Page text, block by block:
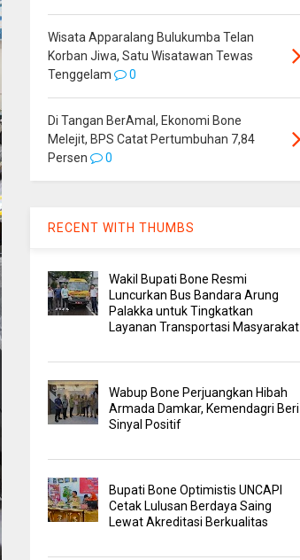
Wisata Apparalang Bulukumba Telan
Korban Jiwa, Satu Wisatawan Tewas
Tenggelam
0
Di Tangan BerAmal, Ekonomi Bone
Melejit, BPS Catat Pertumbuhan 7,84
Persen
0
RECENT WITH THUMBS
Wakil Bupati Bone Resmi
Luncurkan Bus Bandara Arung
Palakka untuk Tingkatkan
Layanan Transportasi Masyarakat
Wabup Bone Perjuangkan Hibah
Armada Damkar, Kemendagri Beri
Sinyal Positif
Bupati Bone Optimistis UNCAPI
Cetak Lulusan Berdaya Saing
Lewat Akreditasi Berkualitas